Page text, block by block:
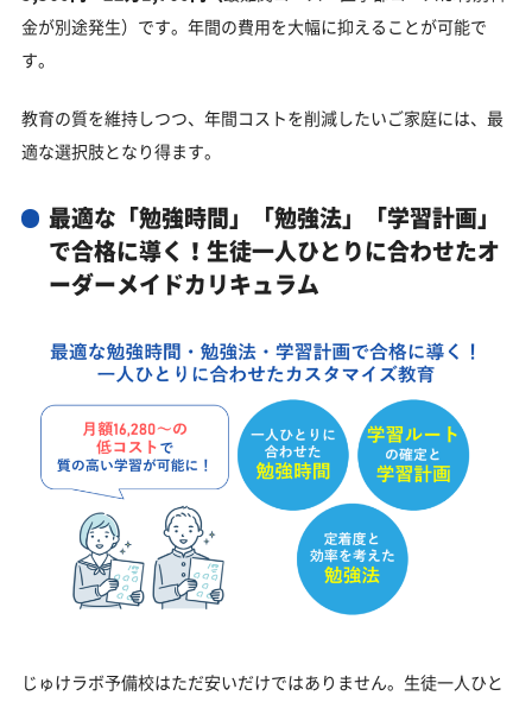
金が別途発生）です。年間の費用を大幅に抑えることが可能で
す。
教育の質を維持しつつ、年間コストを削減したいご家庭には、最
適な選択肢となり得ます。
最適な「勉強時間」「勉強法」「学習計画」
で合格に導く！生徒一人ひとりに合わせたオ
ーダーメイドカリキュラム
じゅけラボ予備校はただ安いだけではありません。生徒一人ひと